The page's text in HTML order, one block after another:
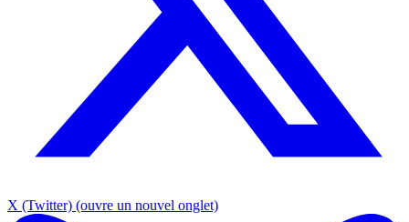
X (Twitter) (ouvre un nouvel onglet)